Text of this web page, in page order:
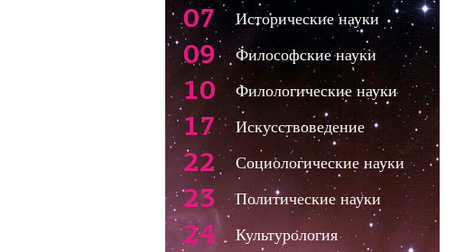
07 Исторические науки
09 Философские науки
10 Филологические науки
17 Искусствоведение
22 Социологические науки
23 Политические науки
24 Культурология